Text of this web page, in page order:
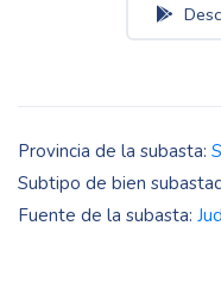
Provincia de la subasta:
Subtipo de bien
Fuente de la subasta: